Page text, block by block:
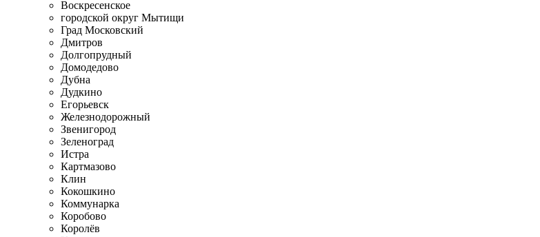
Воскресенское
городской округ Мытищи
Град Московский
Дмитров
Долгопрудный
Домодедово
Дубна
Дудкино
Егорьевск
Железнодорожный
Звенигород
Зеленоград
Истра
Картмазово
Клин
Кокошкино
Коммунарка
Коробово
Королёв